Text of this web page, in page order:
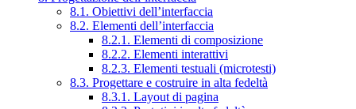
8.1. Obiettivi dell’interfaccia
8.2. Elementi dell’interfaccia
8.2.1. Elementi di composizione
8.2.2. Elementi interattivi
8.2.3. Elementi testuali (microtesti)
8.3. Progettare e costruire in alta fedeltà
8.3.1. Layout di pagina